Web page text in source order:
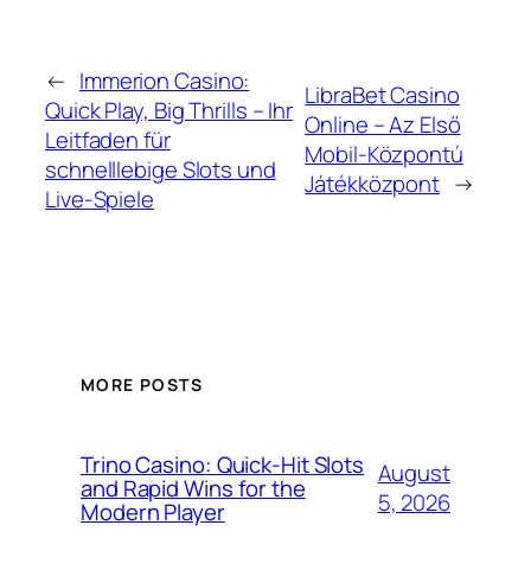
← Immerion Casino:
Quick Play, Big Thrills – Ihr
Leitfaden für
schnelllebige Slots und
Live‑Spiele
LibraBet Casino
Online – Az Első
Mobil‑Központú
Játékközpont →
MORE POSTS
Trino Casino: Quick‑Hit Slots
and Rapid Wins for the
Modern Player
August
5, 2026